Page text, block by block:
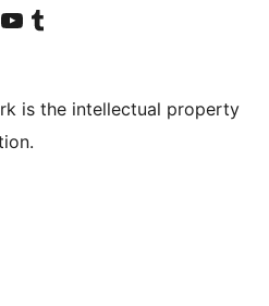
Instagram
de LinkedIn
de TikTok
Visita nuestro canal de YouTube
Visita nuestra cuenta de Tumblr
is the intellectual property